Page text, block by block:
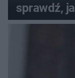
sprawdź,